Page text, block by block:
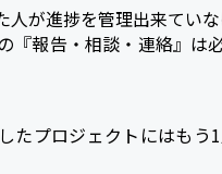
人が進捗を管理出来てい
『報告・相談・連絡』は
たプロジェクトにはも